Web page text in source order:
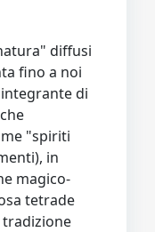
diffusi
fino a noi
di
"spiriti
in
magico-
tetrade